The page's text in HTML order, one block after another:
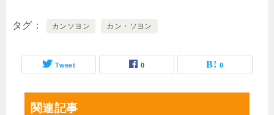
タグ カンソヨン カン・ソヨン
Tweet 0 0
関連記事